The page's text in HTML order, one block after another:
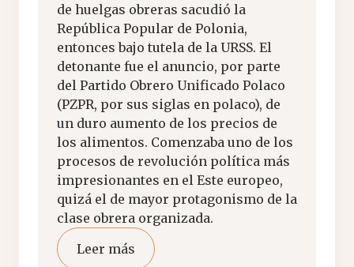
de huelgas obreras sacudió la
República Popular de Polonia,
entonces bajo tutela de la URSS. El
detonante fue el anuncio, por parte
del Partido Obrero Unificado Polaco
(PZPR, por sus siglas en polaco), de
un duro aumento de los precios de
los alimentos. Comenzaba uno de los
procesos de revolución política más
impresionantes en el Este europeo,
quizá el de mayor protagonismo de la
clase obrera organizada.
Leer más